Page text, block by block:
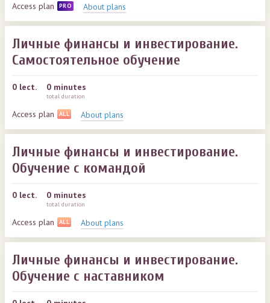
Access plan PRO About plans
Личные финансы и инвестирование.
Самостоятельное обучение
0 lect. 0 minutes
total duration
Access plan ALL About plans
Личные финансы и инвестирование.
Обучение с командой
0 lect. 0 minutes
total duration
Access plan ALL About plans
Личные финансы и инвестирование.
Обучение с наставником